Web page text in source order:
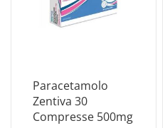
Paracetamolo
Zentiva 30
Compresse 500mg